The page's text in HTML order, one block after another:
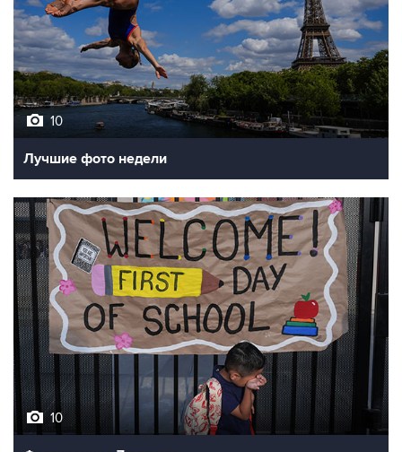
10
Лучшие фото недели
10